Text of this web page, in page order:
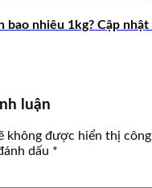
bao nhiêu 1kg? Cập
luận
không được hiển thị
dấu *